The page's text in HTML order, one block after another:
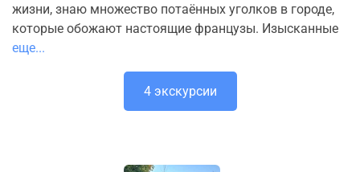
жизни, знаю множество потаённых уголков в городе,
которые обожают настоящие французы. Изысканные
еще...
4 экскурсии